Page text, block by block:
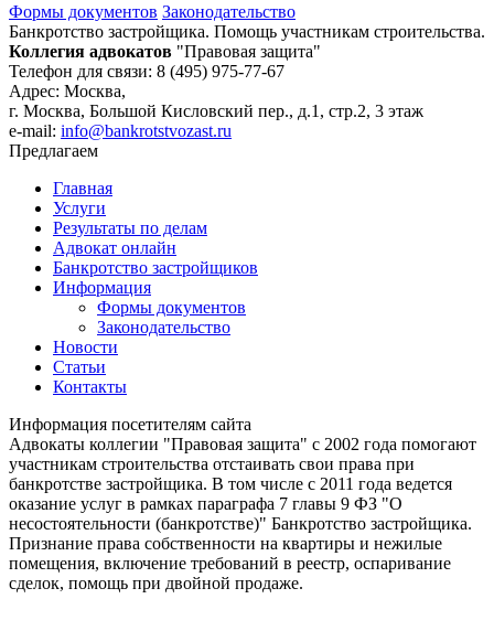
Формы документов Законодательство
Банкротство застройщика. Помощь участникам строительства.
Коллегия адвокатов "Правовая защита"
Телефон для связи: 8 (495) 975-77-67
Адрес: Москва,
г. Москва, Большой Кисловский пер., д.1, стр.2, 3 этаж
e-mail: info@bankrotstvozast.ru
Предлагаем
Главная
Услуги
Результаты по делам
Адвокат онлайн
Банкротство застройщиков
Информация
Формы документов
Законодательство
Новости
Статьи
Контакты
Информация посетителям сайта
Адвокаты коллегии "Правовая защита" с 2002 года помогают
участникам строительства отстаивать свои права при
банкротстве застройщика. В том числе с 2011 года ведется
оказание услуг в рамках параграфа 7 главы 9 ФЗ "О
несостоятельности (банкротстве)" Банкротство застройщика.
Признание права собственности на квартиры и нежилые
помещения, включение требований в реестр, оспаривание
сделок, помощь при двойной продаже.